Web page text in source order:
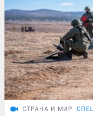
СТРАНА И МИР